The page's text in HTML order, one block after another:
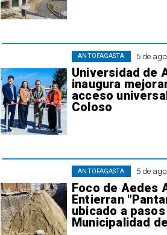
5 de
Universidad de
inaugura
acceso
Coloso
ANTOFAGASTA
5 de
Foco de Aedes
Entierran
ubicado a
Municipalidad
ANTOFAGASTA